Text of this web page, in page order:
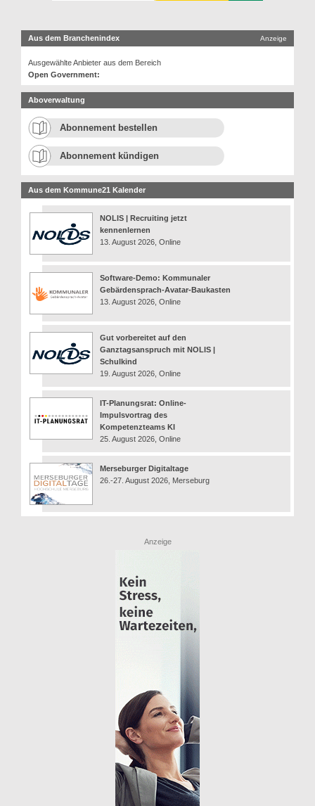
Aus dem Branchenindex Anzeige
Ausgewählte Anbieter aus dem Bereich
Open Government:
Aboverwaltung
Abonnement bestellen
Abonnement kündigen
Aus dem Kommune21 Kalender
NOLIS | Recruiting jetzt
kennenlernen
13. August 2026, Online
Software-Demo: Kommunaler
Gebärdensprach-Avatar-Baukasten
13. August 2026, Online
Gut vorbereitet auf den
Ganztagsanspruch mit NOLIS |
Schulkind
19. August 2026, Online
IT-Planungsrat: Online-
Impulsvortrag des
Kompetenzteams KI
25. August 2026, Online
Merseburger Digitaltage
26.-27. August 2026, Merseburg
Anzeige